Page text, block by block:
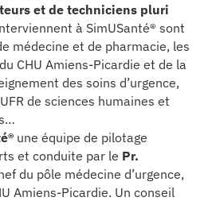
et de techniciens pluri
à SimUSanté® sont
médecine et de pharmacie, les
CHU Amiens-Picardie et de la
des soins d’urgence,
de sciences humaines et
une équipe de pilotage
et conduite par le Pr.
du pôle médecine d’urgence,
Amiens-Picardie. Un conseil